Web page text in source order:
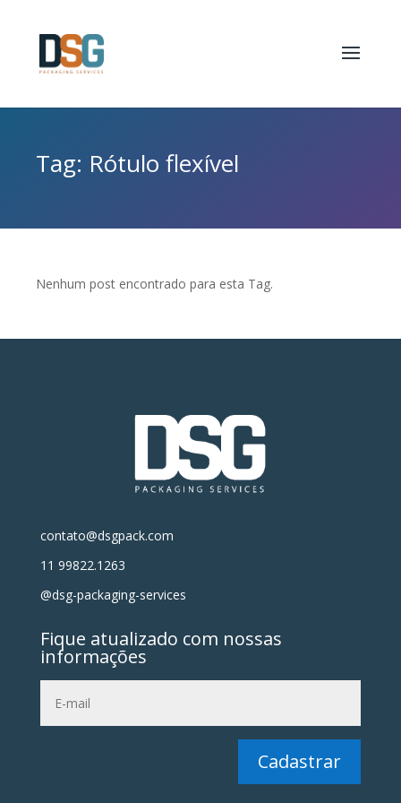
Tag: Rótulo flexível
Nenhum post encontrado para esta Tag.
contato@dsgpack.com
11 99822.1263
@dsg-packaging-services
Fique atualizado com nossas
informações
Cadastrar